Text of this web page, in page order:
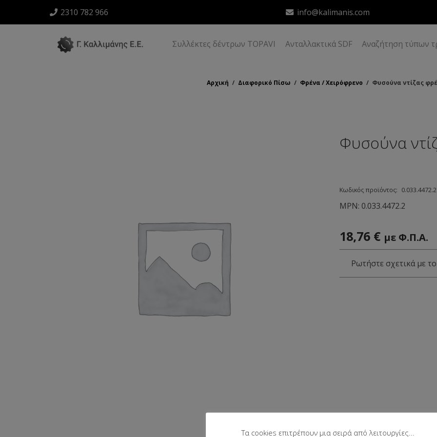
2310 782 966 info@kalimanis.com
Συλλέκτες δέντρων TOPAVI Ανταλλακτικά SDF Αναζήτηση τύπων
Αρχική / Διαφορικό Πίσω / Φρένα / Χειρόφρενο / Φυσούνα ντίζας
Φυσούνα
Κωδικός προϊόντος: 0.033.4472.2
MPN: 0.033.4472.2
18,76 € με Φ.Π.Α.
Ρωτήστε σχετικά με
Τα cookies επιτρέπουν μια σειρά από λειτουργίες...